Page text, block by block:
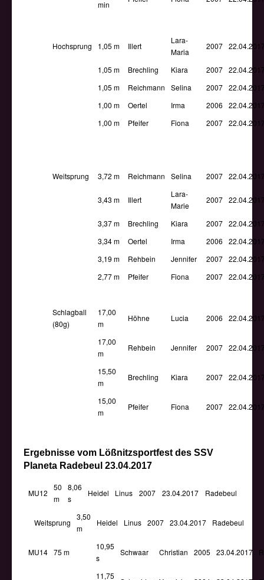
min
Hochsprung 1,05 m Illert
Lara-
Maria
2007
1,05 m Brechling Kiara 2007
1,05 m
Reichmann Selina 2007
1,00 m
Oertel Irma 2006
1,00 m
Pfeifer Fiona 2007
Weitsprung 3,72 m Reichmann Selina 2007
3,43 m Illert
Lara-
Marie
2007
3,37 m Brechling Kiara 2007
3,34 m
Oertel Irma 2006
3,19 m
Rehbein Jennifer 2007
2,77 m
Pfeifer Fiona 2007
Schlagball
(80g)
17,00
m
Höhne Lucia 2006
17,00
m
Rehbein Jennifer 2007
15,50
m
Brechling Kiara 2007
15,00
m
Pfeifer Fiona 2007
Ergebnisse vom Lößnitzsportfest des SSV
Planeta Radebeul 23.04.2017
MU12
50
m
8,06
s
Heidel Linus 2007 23.04.2017 Radebeul
Weitsprung
3,50
m
Heidel Linus 2007 23.04.2017 Radebeul
MU14 75 m
10,95
s
Schwaar Christian 2005 23.04.2017
11,75